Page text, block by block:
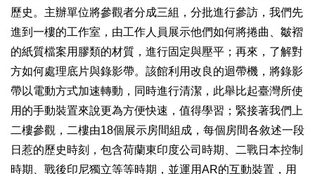
歷史。主辦單位將參觀者分成三組，分批進行參訪，我們先
進到一樓的工作室，由工作人員展示他們如何將捲曲、皺褶
的紙質檔案用膠類的材質，進行固定與壓平；再來，了解對
方如何處理底片與錄影帶。該館利用改良的迴帶機，將錄影
帶以電動方式加速轉動，同時進行清潔，此舉比起臺灣所使
用的手動裝置來說更為方便快速，值得學習；緊接著我們上
二樓參觀，二樓由18個展示房間組成，每個房間各敘述一段
日惹的歷史時刻，包含荷蘭東印度公司時期、二戰日本控制
時期、戰後印尼獨立等等時期，並運用AR的互動裝置，用